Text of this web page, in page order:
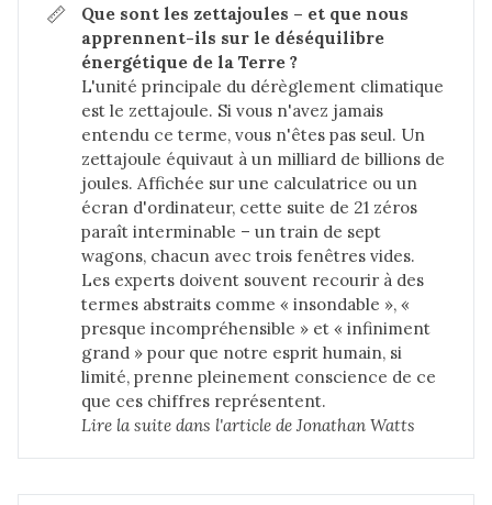
📏
Que sont les zettajoules – et que nous
apprennent-ils sur le déséquilibre
énergétique de la Terre ?
L'unité principale du dérèglement climatique
est le zettajoule. Si vous n'avez jamais
entendu ce terme, vous n'êtes pas seul. Un
zettajoule équivaut à un milliard de billions de
joules. Affichée sur une calculatrice ou un
écran d'ordinateur, cette suite de 21 zéros
paraît interminable – un train de sept
wagons, chacun avec trois fenêtres vides.
Les experts doivent souvent recourir à des
termes abstraits comme « insondable », «
presque incompréhensible » et « infiniment
grand » pour que notre esprit humain, si
limité, prenne pleinement conscience de ce
que ces chiffres représentent.
Lire la suite dans l'article de Jonathan Watts